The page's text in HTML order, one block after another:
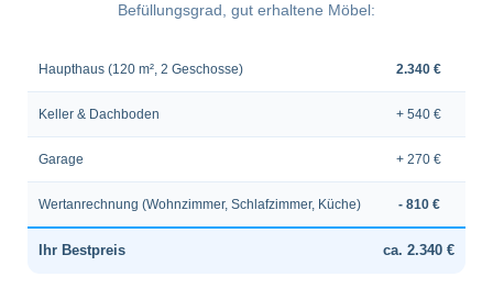
Befüllungsgrad, gut erhaltene Möbel:
Haupthaus (120 m², 2 Geschosse) 2.340 €
Keller & Dachboden + 540 €
Garage + 270 €
Wertanrechnung (Wohnzimmer, Schlafzimmer, Küche) - 810 €
Ihr Bestpreis ca. 2.340 €